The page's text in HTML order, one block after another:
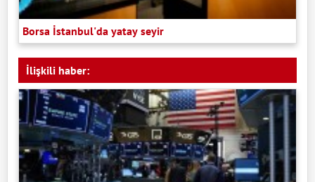
Borsa İstanbul'da yatay seyir
İlişkili haber: